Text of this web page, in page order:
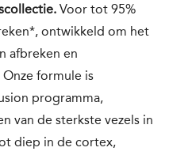
Voor tot 95%
ontwikkeld om het
afbreken en
formule is
programma,
van de sterkste vezels in
diep in de cortex,